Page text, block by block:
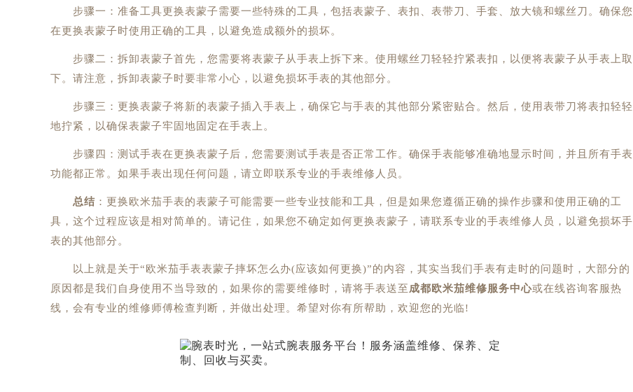
步骤一：准备工具更换表蒙子需要一些特殊的工具，包括表蒙子、表扣、表带刀、手套、放大镜和螺丝刀。确保您
在更换表蒙子时使用正确的工具，以避免造成额外的损坏。
步骤二：拆卸表蒙子首先，您需要将表蒙子从手表上拆下来。使用螺丝刀轻轻拧紧表扣，以便将表蒙子从手表上取
下。请注意，拆卸表蒙子时要非常小心，以避免损坏手表的其他部分。
步骤三：更换表蒙子将新的表蒙子插入手表上，确保它与手表的其他部分紧密贴合。然后，使用表带刀将表扣轻轻
地拧紧，以确保表蒙子牢固地固定在手表上。
步骤四：测试手表在更换表蒙子后，您需要测试手表是否正常工作。确保手表能够准确地显示时间，并且所有手表
功能都正常。如果手表出现任何问题，请立即联系专业的手表维修人员。
总结 ：更换欧米茄手表的表蒙子可能需要一些专业技能和工具，但是如果您遵循正确的操作步骤和使用正确的工
具，这个过程应该是相对简单的。请记住，如果您不确定如何更换表蒙子，请联系专业的手表维修人员，以避免损坏手
表的其他部分。
以上就是关于“欧米茄手表表蒙子摔坏怎么办(应该如何更换)”的内容，其实当我们手表有走时的问题时，大部分的
原因都是我们自身使用不当导致的，如果你的需要维修时，请将手表送至成都欧米茄维修服务中心或在线咨询客服热
线，会有专业的维修师傅检查判断，并做出处理。希望对你有所帮助，欢迎您的光临!